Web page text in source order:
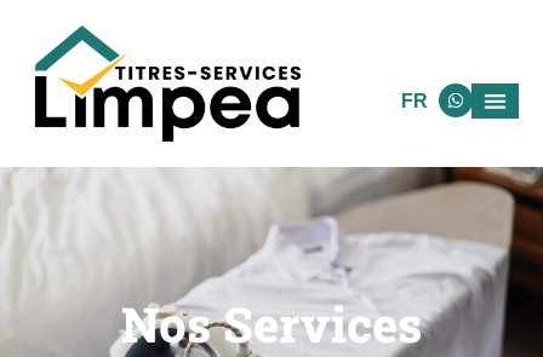
FR
Nos Services